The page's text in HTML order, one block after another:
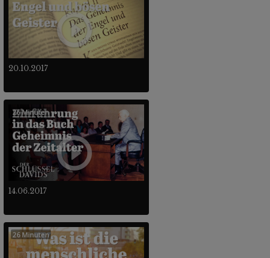
20.10.2017
14.06.2017
26 Minuten
26 Minuten